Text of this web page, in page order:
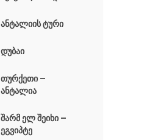
ანტალიის ტური
დუბაი
თურქეთი –
ანტალია
შარმ ელ შეიხი –
ეგვიპტე